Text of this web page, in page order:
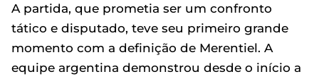
A partida, que prometia ser um confronto
tático e disputado, teve seu primeiro grande
momento com a definição de Merentiel. A
equipe argentina demonstrou desde o início a